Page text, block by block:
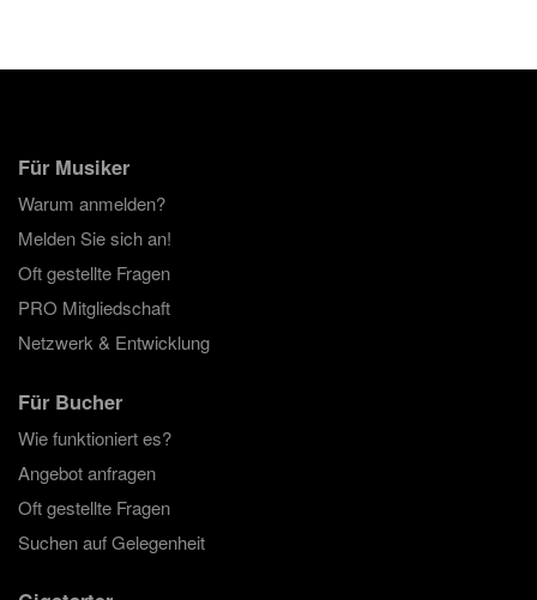
Für Musiker
Warum anmelden?
Melden Sie sich an!
Oft gestellte Fragen
PRO Mitgliedschaft
Netzwerk & Entwicklung
Für Bucher
Wie funktioniert es?
Angebot anfragen
Oft gestellte Fragen
Suchen auf Gelegenheit